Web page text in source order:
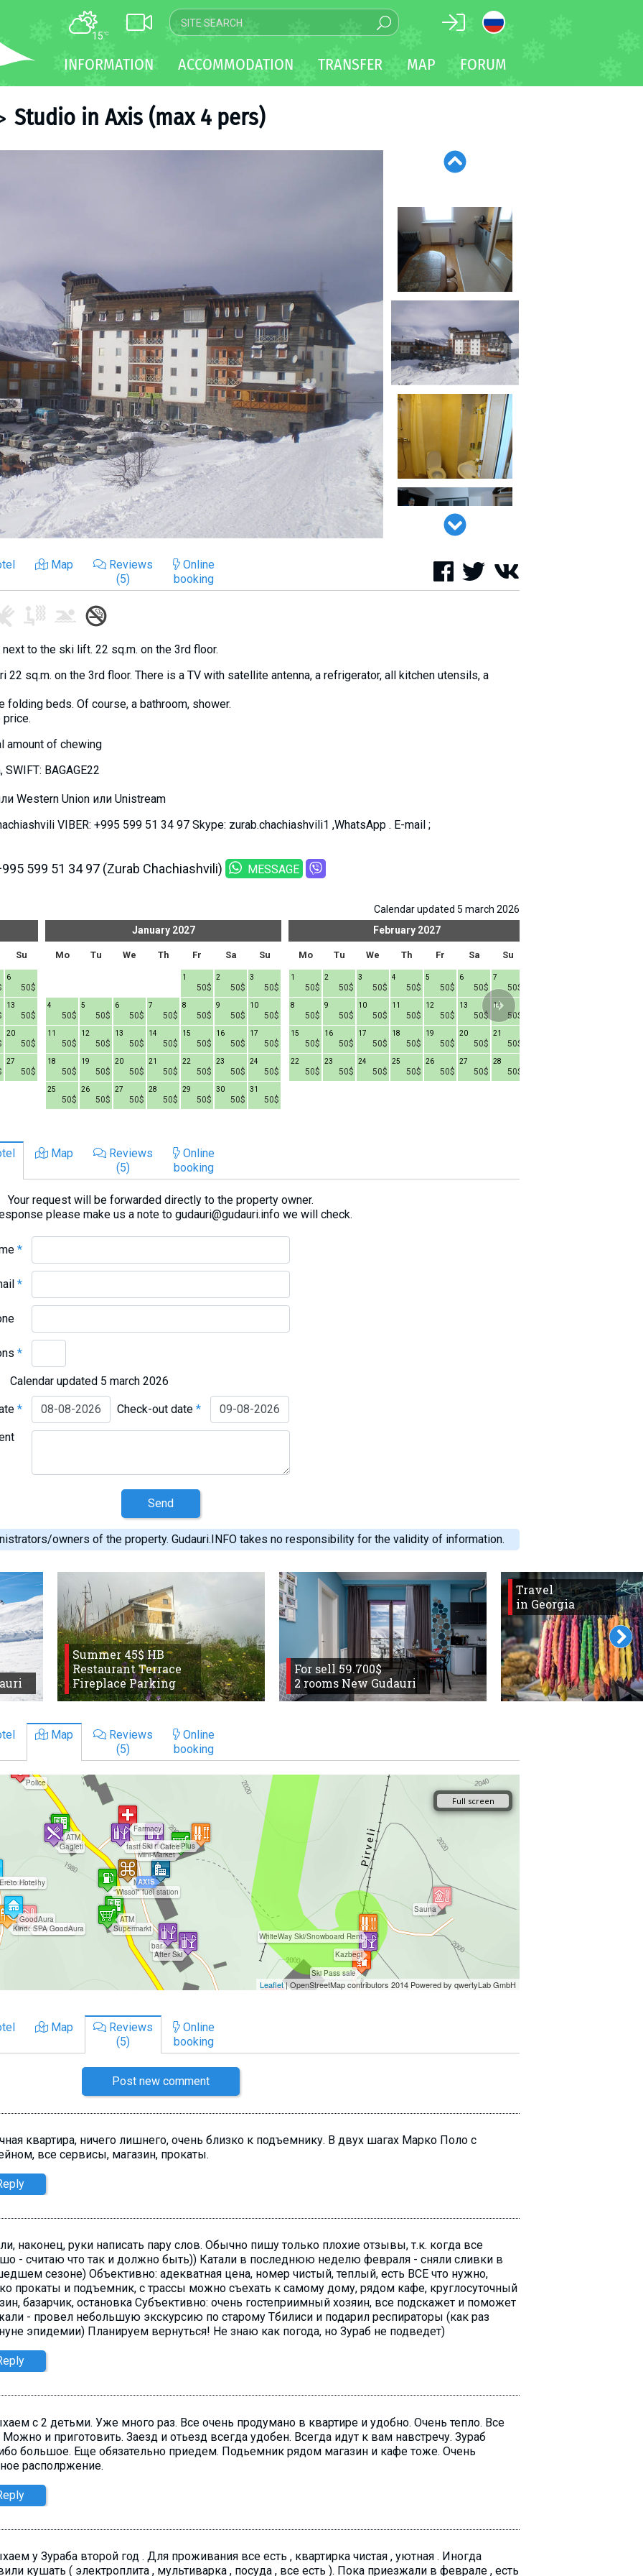
15°C
INFORMATION ACCOMMODATION TRANSFER MAP FORUM
Studio in Axis (max 4 pers)
Map
Reviews
(5)
Online
booking
to the ski lift. 22 sq.m. on the 3rd floor.
22 sq.m. on the 3rd floor. There is a TV with satellite antenna, a refrigerator, all kitchen utensils, a
folding beds. Of course, a bathroom, shower.
price.
amount of chewing
SWIFT: BAGAGE22
Western Union или Unistream
VIBER: +995 599 51 34 97 Skype: zurab.chachiashvili1 ,WhatsApp . E-mail ;
599 51 34 97 (Zurab Chachiashvili) MESSAGE
Calendar updated 5 march 2026
Su
50$
6
50$
13
50$
20
50$
27
January 2027
Mo Tu We Th Fr Sa Su
50$
1
50$
2
50$
3
50$
4
50$
5
50$
6
50$
7
50$
8
50$
9
50$
10
50$
11
50$
12
50$
13
50$
14
50$
15
50$
16
50$
17
50$
18
50$
19
50$
20
50$
21
50$
22
50$
23
50$
24
50$
25
50$
26
50$
27
50$
28
50$
29
50$
30
50$
31
February 2027
Mo Tu We Th Fr Sa Su
50$
1
50$
2
50$
3
50$
4
50$
5
50$
6
50$
7
50$
8
50$
9
50$
10
50$
11
50$
12
50$
13
50$
14
50$
15
50$
16
50$
17
50$
18
50$
19
50$
20
50$
21
50$
22
50$
23
50$
24
50$
25
50$
26
50$
27
50$
28
Map
Reviews
(5)
Online
booking
Your request will be forwarded directly to the property owner.
please make us a note to gudauri@gudauri.info we will check.
*
*
*
Calendar updated 5 march 2026
* Check-out date*
Send
owners of the property. Gudauri.INFO takes no responsibility for the validity of information.
Summer 45$ HB
Restaurant Terrace
Fireplace Parking
For sell 59.700$
2 rooms New Gudauri
Travel
in Georgia
Map
Reviews
(5)
Online
booking
Map
Reviews
(5)
Online
booking
Post new comment
квартира, ничего лишнего, очень близко к подъемнику. В двух шагах Марко Поло с
все сервисы, магазин, прокаты.
наконец, руки написать пару слов. Обычно пишу только плохие отзывы, т.к. когда все
- считаю что так и должно быть)) Катали в последнюю неделю февраля - сняли сливки в
сезоне) Объективно: адекватная цена, номер чистый, теплый, есть ВСЕ что нужно,
прокаты и подъемник, с трассы можно съехать к самому дому, рядом кафе, круглосуточный
базарчик, остановка Субъективно: очень гостеприимный хозяин, все подскажет и поможет
- провел небольшую экскурсию по старому Тбилиси и подарил респираторы (как раз
эпидемии) Планируем вернуться! Не знаю как погода, но Зураб не подведет)
с 2 детьми. Уже много раз. Все очень продумано в квартире и удобно. Очень тепло. Все
Можно и приготовить. Заезд и отьезд всегда удобен. Всегда идут к вам навстречу. Зураб
большое. Еще обязательно приедем. Подьемник рядом магазин и кафе тоже. Очень
располржение.
у Зураба второй год . Для проживания все есть , квартирка чистая , уютная . Иногда
кушать ( электроплита , мультиварка , посуда , все есть ). Пока приезжали в феврале , есть
TRANSFER